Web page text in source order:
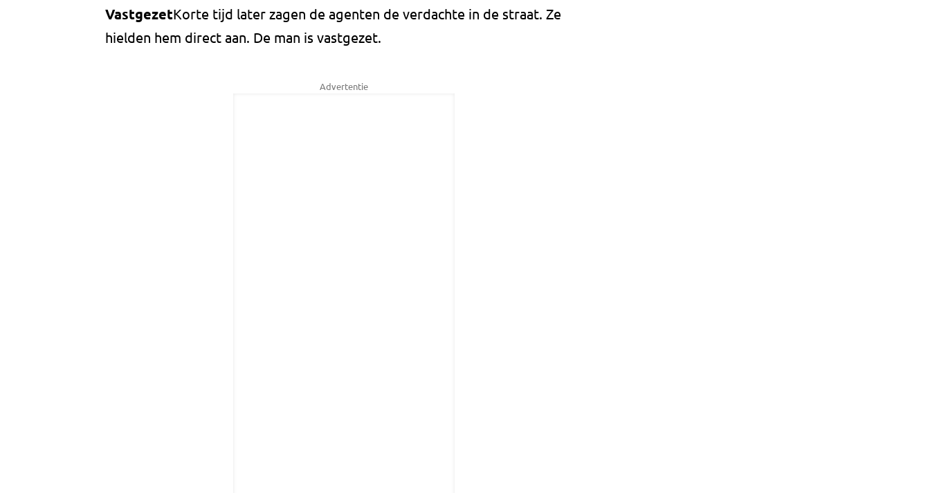
VastgezetKorte tijd later zagen de agenten de verdachte in de straat. Ze
hielden hem direct aan. De man is vastgezet.
Advertentie